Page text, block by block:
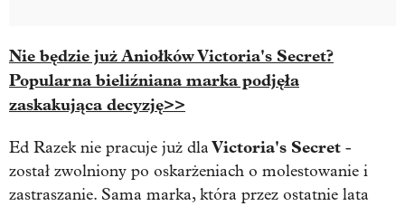
Nie będzie już Aniołków Victoria's Secret?
Popularna bieliźniana marka podjęła
zaskakująca decyzję>>
Ed Razek nie pracuje już dlaVictoria's Secret -
został zwolniony po oskarżeniach o molestowanie i
zastraszanie. Sama marka, która przez ostatnie lata